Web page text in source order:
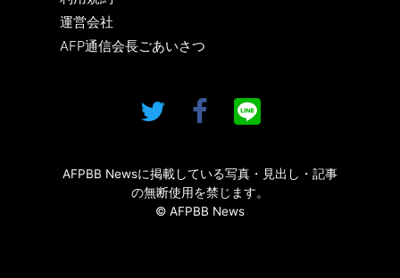
運営会社
AFP通信会長ごあいさつ
AFPBB Newsに掲載している写真・見出し・記事
の無断使用を禁じます。
© AFPBB News